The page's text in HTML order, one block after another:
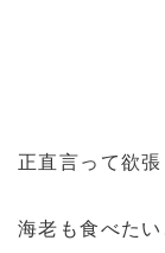
正直言って欲
海老も食べた